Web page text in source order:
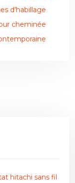
d’habillage
cheminée
hitachi sans fil